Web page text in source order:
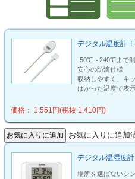
デジタル温度計
-50℃～240℃まで
安心の防滴仕様
収納しやすく、キ
はかった温度で表
価格： 1,551円(税抜 1,410円)
お気に入りに追加
デジタル温湿度
場所を選ばないシ